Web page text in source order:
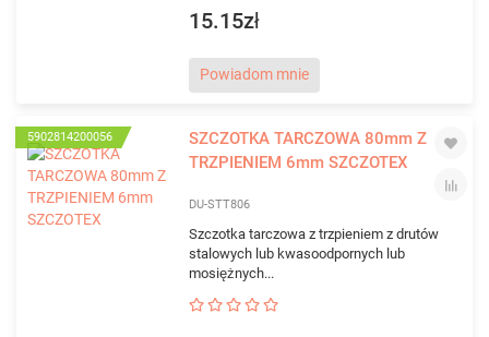
15.15zł
Powiadom mnie
5902814200056
SZCZOTKA TARCZOWA 80mm Z
TRZPIENIEM 6mm SZCZOTEX
DU-STT806
Szczotka tarczowa z trzpieniem z drutów
stalowych lub kwasoodpornych lub
mosiężnych...